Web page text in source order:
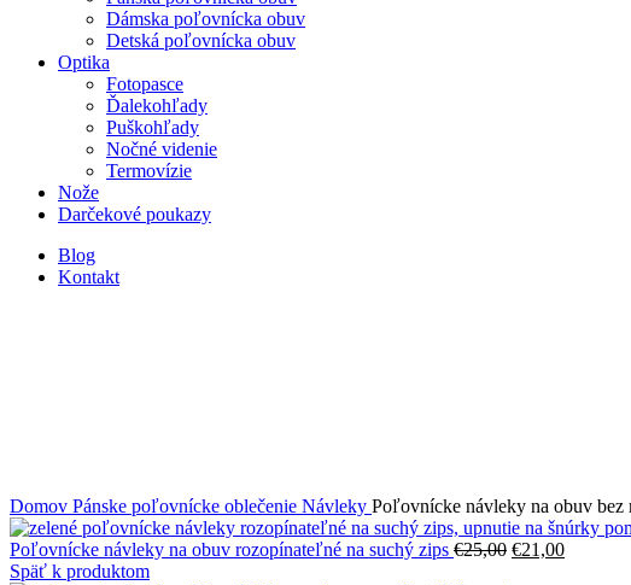
Dámska poľovnícka obuv
Detská poľovnícka obuv
Optika
Fotopasce
Ďalekohľady
Puškohľady
Nočné videnie
Termovízie
Nože
Darčekové poukazy
Blog
Kontakt
Domov Pánske poľovnícke oblečenie Návleky Poľovnícke návleky na obuv bez
Poľovnícke návleky na obuv rozopínateľné na suchý zips €25,00 Pôvodná
€21,00Aktuálna
Späť k produktom